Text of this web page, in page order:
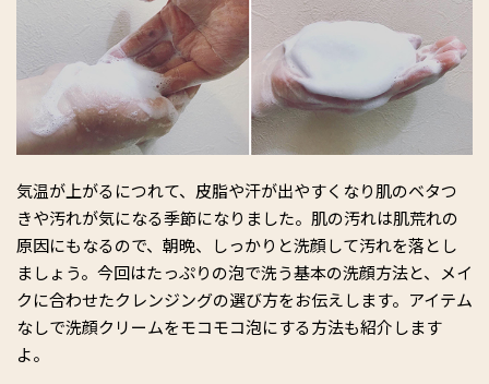
気温が上がるにつれて、皮脂や汗が出やすくなり肌のベタつ
きや汚れが気になる季節になりました。肌の汚れは肌荒れの
原因にもなるので、朝晩、しっかりと洗顔して汚れを落とし
ましょう。今回はたっぷりの泡で洗う基本の洗顔方法と、メイ
クに合わせたクレンジングの選び方をお伝えします。アイテム
なしで洗顔クリームをモコモコ泡にする方法も紹介します
よ。